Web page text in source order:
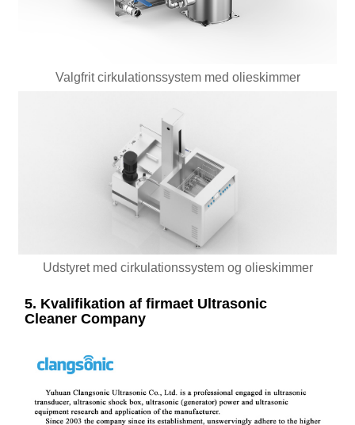
Valgfrit cirkulationssystem med olieskimmer
Udstyret med cirkulationssystem og olieskimmer
5. Kvalifikation af firmaet Ultrasonic
Cleaner Company